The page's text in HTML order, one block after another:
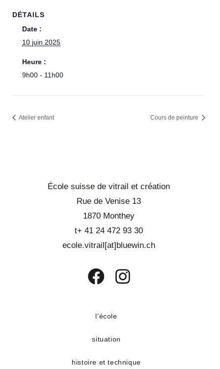
DÉTAILS
Date :
10 juin 2025
Heure :
9h00 - 11h00
Atelier enfant Cours de peinture
École suisse de vitrail et création
Rue de Venise 13
1870 Monthey
t+ 41 24 472 93 30
ecole.vitrail[at]bluewin.ch
un
onglet
l’école
situation
histoire et technique